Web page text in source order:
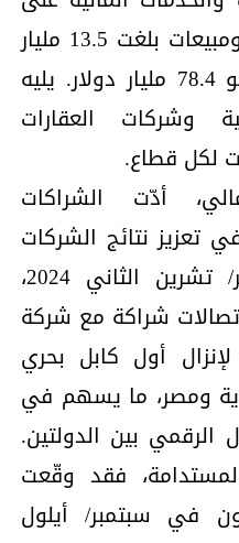
القائمة بواقع 17 شركة، ومبيعات بلغت 13.5 مليار
دولار، وإجمالي أصول بنحو 78.4 مليار دولار. يليه
وشركات العقارات
أدّت الشراكات
تعزيز نتائج الشركات
خلال العام. ففي نوفمبر/ تشرين الثاني 2024،
شراكة مع شركة
أول كابل بحري
ومصر، ما يسهم في
الرقمي بين الدولتين.
فقد وقّعت
في سبتمبر/ أيلول